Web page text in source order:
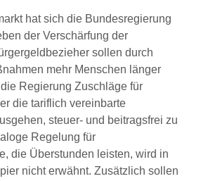
hat sich die Bundesregierung
der Verschärfung der
sollen durch
mehr Menschen länger
Regierung Zuschläge für
die tariflich vereinbarte
steuer- und beitragsfrei zu
Regelung für
die Überstunden leisten, wird in
nicht erwähnt. Zusätzlich sollen